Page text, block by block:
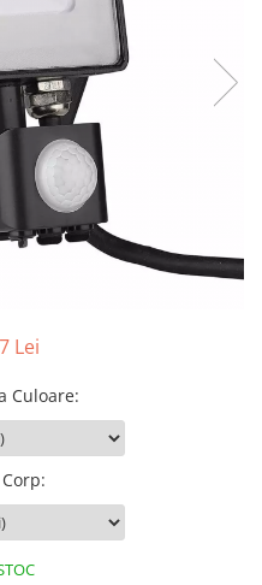
Lei
Culoare:
: